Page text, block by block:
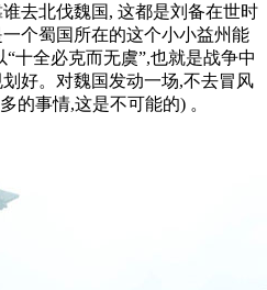
去北伐魏国, 这都是刘备在世时
个蜀国所在的这个小小益州能
十全必克而无虞”,也就是战争中
好。对魏国发动一场,不去冒风
的事情,这是不可能的) 。